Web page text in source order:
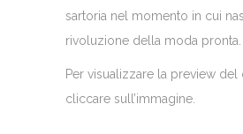
sartoria nel momento in cui
rivoluzione della moda pronta.
Per visualizzare la preview del
cliccare sull’immagine.